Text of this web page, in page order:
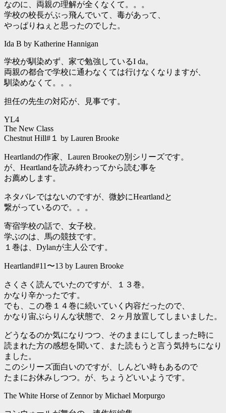
なのに、両親の理解が全くなくて。。。
学校の校長がぶっ飛んでいて、毒があって、
やっぱりねぇと思ったのでした。
Ida B by Katherine Hannigan
学校が馴染めず、家で勉強しているI da。
両親の都合で学校に通わなくては行けなくなりますが、
馴染めなくて。。。
担任の先生の対応が、見事です。
YL4
The New Class
Chestnut Hill#１ by Lauren Brooke
Heartlandの作家、Lauren Brookeの別シリーズです。
が、Heartlandを読み終わってから読む事を
お薦めします。
ネタバレではないのですが、微妙にHeartlandと
繋がっているので。。。
寄宿学校の話で、女子校。
学ぶのは、馬の競技です。
１巻は、Dylanが主人公です。
Heartland#11〜13 by Lauren Brooke
さくさく読んでいたのですが、１３巻。
かなり辛かったです。
でも、この巻１４巻に続いていく内容だったので、
かなり宙ぶらりんな状態で、２ヶ月放置してしまいました。
どうなるのか気になりつつ、そのままにしてしまった時に
読まれた方の感想を聞いて、また読もうと言う気持ちになり
ました。
このシリーズ面白いのですが、しんどい時もあるので
たまにお休みしつつ。が、ちょうどいいようです。
The White Horse of Zennor by Michael Morpurgo